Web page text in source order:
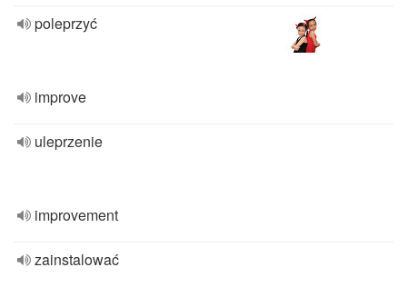
poleprzyć
improve
uleprzenie
improvement
zainstalować